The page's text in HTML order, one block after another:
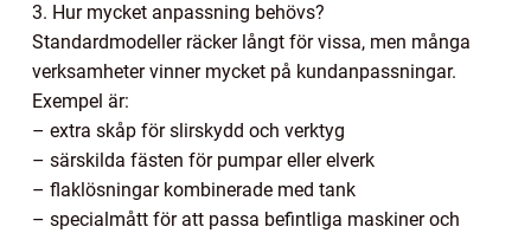
3. Hur mycket anpassning behövs?
Standardmodeller räcker långt för vissa, men många
verksamheter vinner mycket på kundanpassningar.
Exempel är:
– extra skåp för slirskydd och verktyg
– särskilda fästen för pumpar eller elverk
– flaklösningar kombinerade med tank
– specialmått för att passa befintliga maskiner och